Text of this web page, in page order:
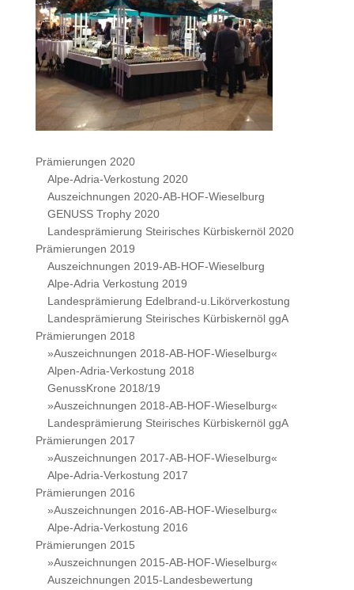
Prämierungen 2020
Alpe-Adria-Verkostung 2020
Auszeichnungen 2020-AB-HOF-Wieselburg
GENUSS Trophy 2020
Landesprämierung Steirisches Kürbiskernöl 2020
Prämierungen 2019
Auszeichnungen 2019-AB-HOF-Wieselburg
Alpe-Adria Verkostung 2019
Landesprämierung Edelbrand-u.Likörverkostung
Landesprämierung Steirisches Kürbiskernöl ggA
Prämierungen 2018
»Auszeichnungen 2018-AB-HOF-Wieselburg«
Alpen-Adria-Verkostung 2018
GenussKrone 2018/19
»Auszeichnungen 2018-AB-HOF-Wieselburg«
Landesprämierung Steirisches Kürbiskernöl ggA
Prämierungen 2017
»Auszeichnungen 2017-AB-HOF-Wieselburg«
Alpe-Adria-Verkostung 2017
Prämierungen 2016
»Auszeichnungen 2016-AB-HOF-Wieselburg«
Alpe-Adria-Verkostung 2016
Prämierungen 2015
»Auszeichnungen 2015-AB-HOF-Wieselburg«
Auszeichnungen 2015-Landesbewertung